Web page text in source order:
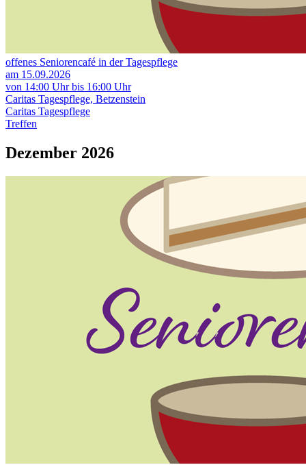
offenes Seniorencafé in der Tagespflege
am 15.09.2026
von 14:00 Uhr bis 16:00 Uhr
Caritas Tagespflege, Betzenstein
Caritas Tagespflege
Treffen
Dezember 2026